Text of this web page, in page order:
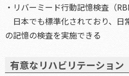
・リバーミード行動記憶検査（
日本でも標準化されており、日
の記憶の検査を実施できる
有意なリハビリテーション